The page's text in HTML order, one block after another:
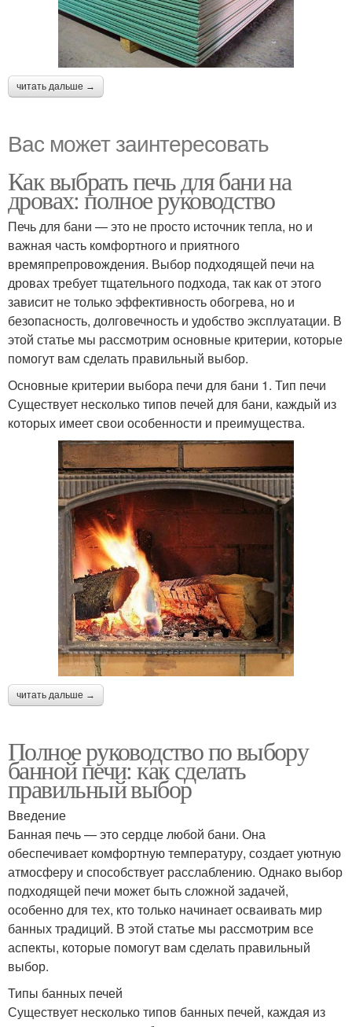
читать дальше →
Вас может заинтересовать
Как выбрать печь для бани на
дровах: полное руководство
Печь для бани — это не просто источник тепла, но и
важная часть комфортного и приятного
времяпрепровождения. Выбор подходящей печи на
дровах требует тщательного подхода, так как от этого
зависит не только эффективность обогрева, но и
безопасность, долговечность и удобство эксплуатации. В
этой статье мы рассмотрим основные критерии, которые
помогут вам сделать правильный выбор.
Основные критерии выбора печи для бани 1. Тип печи
Существует несколько типов печей для бани, каждый из
которых имеет свои особенности и преимущества.
читать дальше →
Полное руководство по выбору
банной печи: как сделать
правильный выбор
Введение
Банная печь — это сердце любой бани. Она
обеспечивает комфортную температуру, создает уютную
атмосферу и способствует расслаблению. Однако выбор
подходящей печи может быть сложной задачей,
особенно для тех, кто только начинает осваивать мир
банных традиций. В этой статье мы рассмотрим все
аспекты, которые помогут вам сделать правильный
выбор.
Типы банных печей
Существует несколько типов банных печей, каждая из